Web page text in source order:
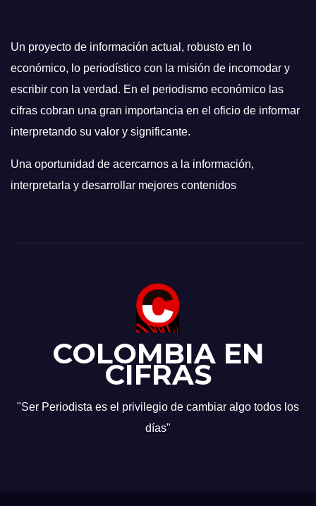
Un proyecto de información actual, robusto en lo
económico, lo periodístico con la misión de incomodar y
escribir con la verdad. En el periodismo económico las
cifras cobran una gran importancia en el oficio de informar
interpretando su valor y significante.
Una oportunidad de acercarnos a la información,
interpretarla y desarrollar mejores contenidos
COLOMBIA EN
CIFRAS
"Ser Periodista es el privilegio de cambiar algo todos los
días"